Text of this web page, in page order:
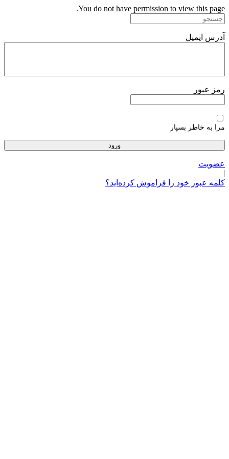
پرش
به
You do not have permission to view this page.
آدرس ایمیل
رمز عبور
مرا به خاطر بسپار
عضویت
|
کلمه عبور خود را فراموش کرده‌اید؟